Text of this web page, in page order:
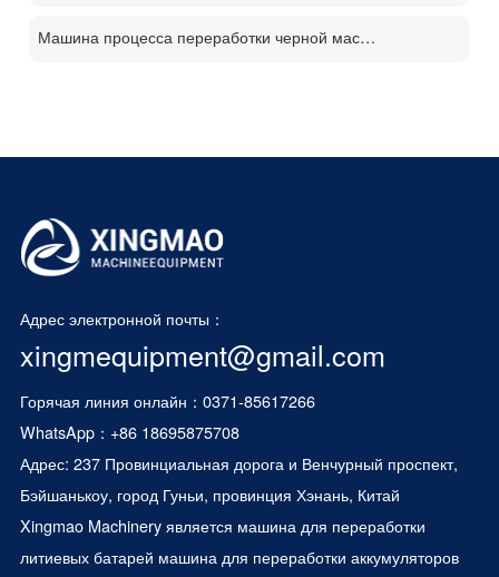
Машина процесса переработки черной массы батареи
Адрес электронной почты：
xingmequipment@gmail.com
Горячая линия онлайн：0371-85617266
WhatsApp： +86 18695875708
Адрес: 237 Провинциальная дорога и Венчурный проспект,
Бэйшанькоу, город Гуньи, провинция Хэнань, Китай
Xingmao Machinery является машина для переработки
литиевых батарей машина для переработки аккумуляторов